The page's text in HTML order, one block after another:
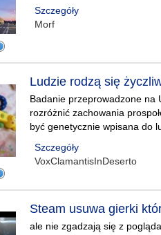
Szczegóły
Morf
Ludzie rodzą się
Badanie przeprowadzone na
rozróżnić zachowania
być genetycznie wpisana do
Szczegóły
VoxClamantisInDeserto
Steam usuwa gierki
ale nie zgadzają się z